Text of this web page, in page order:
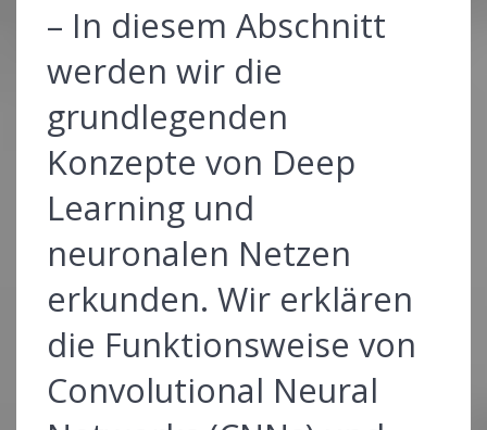
– In diesem Abschnitt
werden wir die
grundlegenden
Konzepte von Deep
Learning und
neuronalen Netzen
erkunden. Wir erklären
die Funktionsweise von
Convolutional Neural